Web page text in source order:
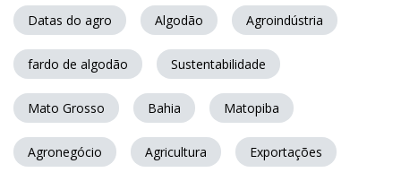
Datas do agro Algodão Agroindústria
fardo de algodão Sustentabilidade
Mato Grosso Bahia Matopiba
Agronegócio Agricultura Exportações